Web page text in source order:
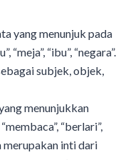
yang menunjuk pada
“meja”, “ibu”, “negara”.
subjek, objek,
menunjukkan
“berlari”,
merupakan inti dari